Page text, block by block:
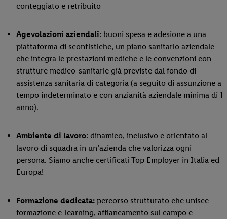
conteggiato e retribuito
Agevolazioni aziendali: buoni spesa e adesione a una
piattaforma di scontistiche, un piano sanitario aziendale
che integra le prestazioni mediche e le convenzioni con
strutture medico-sanitarie già previste dal fondo di
assistenza sanitaria di categoria (a seguito di assunzione a
tempo indeterminato e con anzianità aziendale minima di 1
anno).
Ambiente di lavoro: dinamico, inclusivo e orientato al
lavoro di squadra in un’azienda che valorizza ogni
persona. Siamo anche certificati Top Employer in Italia ed
Europa!
Formazione dedicata: percorso strutturato che unisce
formazione e-learning, affiancamento sul campo e